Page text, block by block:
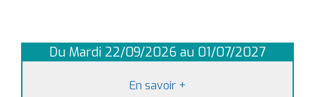
Du Mardi 22/09/2026 au 01/07/2027
En savoir +